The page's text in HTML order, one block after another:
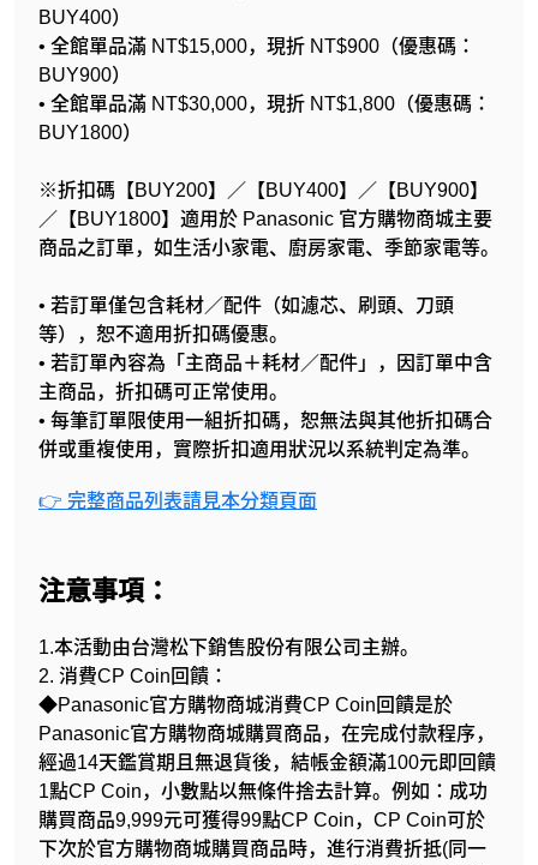
BUY400）
• 全館單品滿 NT$15,000，現折 NT$900（優惠碼：
BUY900）
• 全館單品滿 NT$30,000，現折 NT$1,800（優惠碼：
BUY1800）
※折扣碼【BUY200】／【BUY400】／【BUY900】
／【BUY1800】適用於 Panasonic 官方購物商城主要
商品之訂單，如生活小家電、廚房家電、季節家電等。
• 若訂單僅包含耗材／配件（如濾芯、刷頭、刀頭
等），恕不適用折扣碼優惠。
• 若訂單內容為「主商品＋耗材／配件」，因訂單中含
主商品，折扣碼可正常使用。
• 每筆訂單限使用一組折扣碼，恕無法與其他折扣碼合
併或重複使用，實際折扣適用狀況以系統判定為準。
👉 完整商品列表請見本分類頁面
注意事項：
1.本活動由台灣松下銷售股份有限公司主辦。
2. 消費CP Coin回饋：
◆Panasonic官方購物商城消費CP Coin回饋是於
Panasonic官方購物商城購買商品，在完成付款程序，
經過14天鑑賞期且無退貨後，結帳金額滿100元即回饋
1點CP Coin，小數點以無條件捨去計算。例如：成功
購買商品9,999元可獲得99點CP Coin，CP Coin可於
下次於官方購物商城購買商品時，進行消費折抵(同一